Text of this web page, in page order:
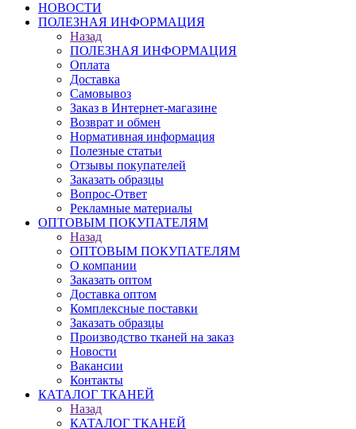
НОВОСТИ
ПОЛЕЗНАЯ ИНФОРМАЦИЯ
Назад
ПОЛЕЗНАЯ ИНФОРМАЦИЯ
Оплата
Доставка
Самовывоз
Заказ в Интернет-магазине
Возврат и обмен
Нормативная информация
Полезные статьи
Отзывы покупателей
Заказать образцы
Вопрос-Ответ
Рекламные материалы
ОПТОВЫМ ПОКУПАТЕЛЯМ
Назад
ОПТОВЫМ ПОКУПАТЕЛЯМ
О компании
Заказать оптом
Доставка оптом
Комплексные поставки
Заказать образцы
Производство тканей на заказ
Новости
Вакансии
Контакты
КАТАЛОГ ТКАНЕЙ
Назад
КАТАЛОГ ТКАНЕЙ